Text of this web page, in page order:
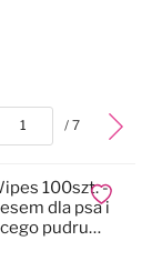
/ 7
100szt. -
dla psa i
pudru
Dodaj